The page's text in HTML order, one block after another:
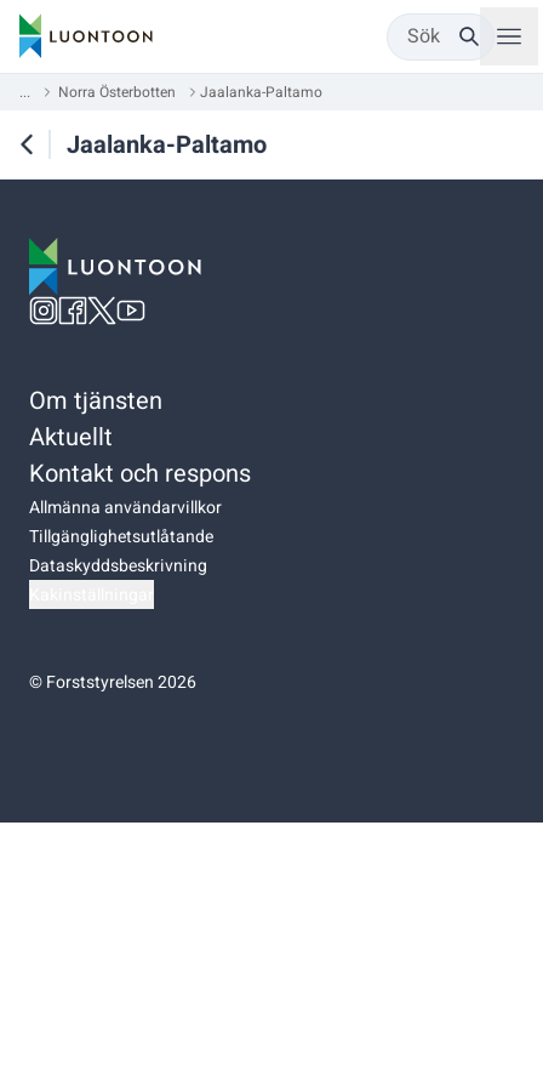
Sök
... Norra Österbotten Jaalanka-Paltamo
Jaalanka-Paltamo
Om tjänsten
Aktuellt
Kontakt och respons
Allmänna användarvillkor
Tillgänglighetsutlåtande
Dataskyddsbeskrivning
©Forststyrelsen 2026